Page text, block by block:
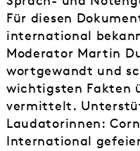
Für diesen
international
Moderator Martin
wortgewandt und
wichtigsten Fakten
vermittelt.
Laudatorinnen:
International